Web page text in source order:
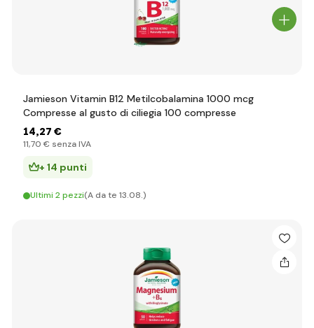
Jamieson Vitamin B12 Metilcobalamina 1000 mcg
Compresse al gusto di ciliegia 100 compresse
14,27 €
11,70 € senza IVA
+ 14 punti
Ultimi 2 pezzi(A da te 13.08.)